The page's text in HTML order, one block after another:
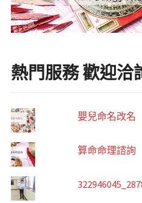
熱門服務 歡迎洽
嬰兒命名改名
算命命理諮詢